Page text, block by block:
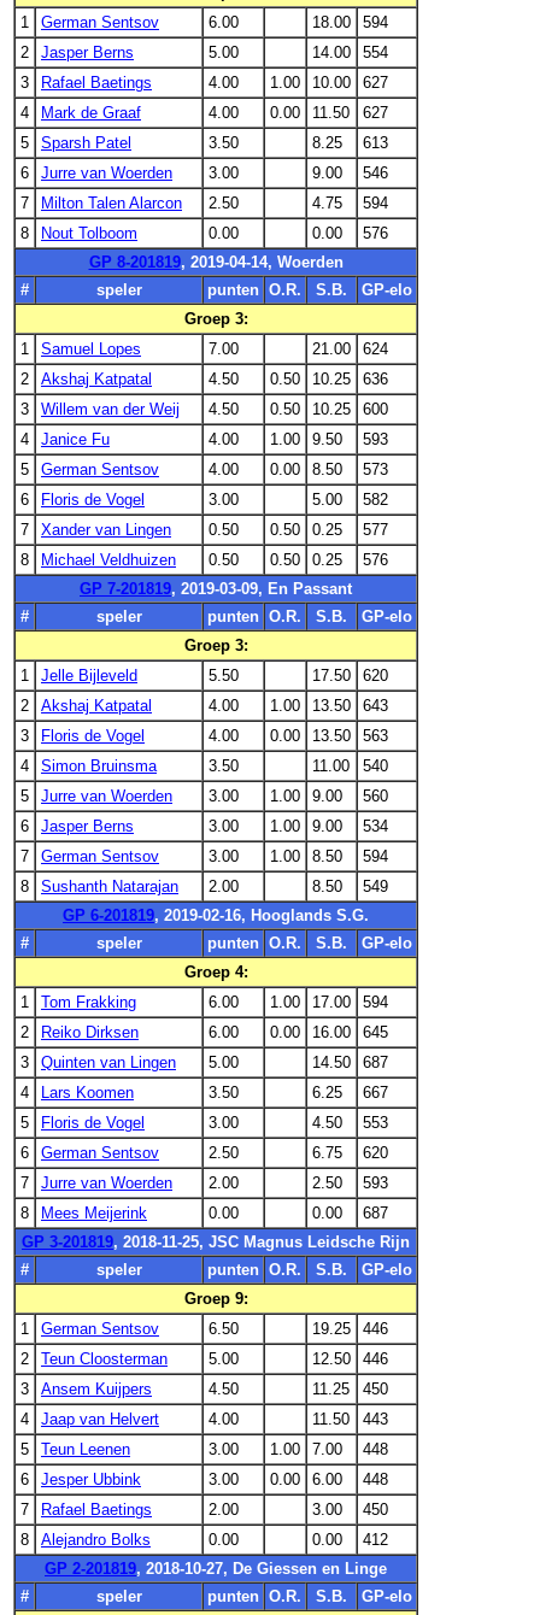
1
German Sentsov 6.00 18.00
594
2
Jasper Berns 5.00 14.00
554
3
Rafael Baetings 4.00 1.00 10.00
627
4
Mark de Graaf 4.00 0.00 11.50
627
5
Sparsh Patel 3.50 8.25
613
6
Jurre van Woerden 3.00 9.00
546
7
Milton Talen Alarcon 2.50 4.75
594
8
Nout Tolboom 0.00 0.00
576
GP 8-201819, 2019-04-14, Woerden
#
speler punten O.R. S.B.
GP-elo
Groep 3:
1
Samuel Lopes 7.00 21.00
624
2
Akshaj Katpatal 4.50 0.50 10.25
636
3
Willem van der Weij 4.50 0.50 10.25
600
4
Janice Fu 4.00 1.00 9.50
593
5
German Sentsov 4.00 0.00 8.50
573
6
Floris de Vogel 3.00 5.00
582
7
Xander van Lingen 0.50 0.50 0.25
577
8
Michael Veldhuizen 0.50 0.50 0.25
576
GP 7-201819, 2019-03-09, En Passant
#
speler punten O.R. S.B.
GP-elo
Groep 3:
1
Jelle Bijleveld 5.50 17.50
620
2
Akshaj Katpatal 4.00 1.00 13.50
643
3
Floris de Vogel 4.00 0.00 13.50
563
4
Simon Bruinsma 3.50 11.00
540
5
Jurre van Woerden 3.00 1.00 9.00
560
6
Jasper Berns 3.00 1.00 9.00
534
7
German Sentsov 3.00 1.00 8.50
594
8
Sushanth Natarajan 2.00 8.50
549
GP 6-201819, 2019-02-16, Hooglands S.G.
#
speler punten O.R. S.B.
GP-elo
Groep 4:
1
Tom Frakking 6.00 1.00 17.00
594
2
Reiko Dirksen 6.00 0.00 16.00
645
3
Quinten van Lingen 5.00 14.50
687
4
Lars Koomen 3.50 6.25
667
5
Floris de Vogel 3.00 4.50
553
6
German Sentsov 2.50 6.75
620
7
Jurre van Woerden 2.00 2.50
593
8
Mees Meijerink 0.00 0.00
687
GP 3-201819, 2018-11-25, JSC Magnus Leidsche Rijn
#
speler punten O.R. S.B.
GP-elo
Groep 9:
1
German Sentsov 6.50 19.25
446
2
Teun Cloosterman 5.00 12.50
446
3
Ansem Kuijpers 4.50 11.25
450
4
Jaap van Helvert 4.00 11.50
443
5
Teun Leenen 3.00 1.00 7.00
448
6
Jesper Ubbink 3.00 0.00 6.00
448
7
Rafael Baetings 2.00 3.00
450
8
Alejandro Bolks 0.00 0.00
412
GP 2-201819, 2018-10-27, De Giessen en Linge
#
speler punten O.R. S.B.
GP-elo